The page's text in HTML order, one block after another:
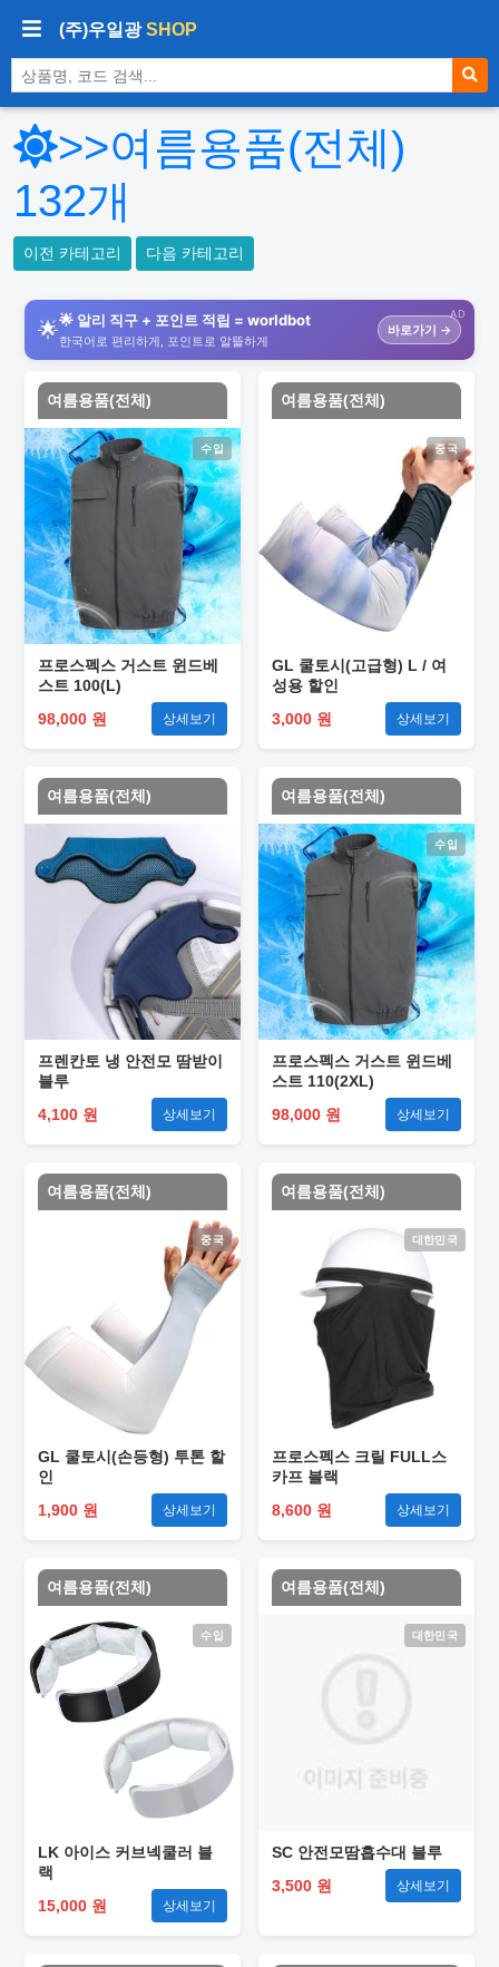
(주)우일광SHOP
상품 검색
>>여름용품(전체)
132개
이전 카테고리 다음 카테고리
AD
🌟🌟 알리 직구 + 포인트 적립 = worldbot
한국어로 편리하게, 포인트로 알뜰하게
바로가기 →
여름용품(전체)
수입
프로스펙스 거스트 윈드베
스트 100(L)
98,000 원
상세보기
여름용품(전체)
중국
GL 쿨토시(고급형) L / 여
성용 할인
3,000 원
상세보기
여름용품(전체)
프렌칸토 냉 안전모 땀받이
블루
4,100 원
상세보기
여름용품(전체)
수입
프로스펙스 거스트 윈드베
스트 110(2XL)
98,000 원
상세보기
여름용품(전체)
중국
GL 쿨토시(손등형) 투톤 할
인
1,900 원
상세보기
여름용품(전체)
대한민국
프로스펙스 크릴 FULL스
카프 블랙
8,600 원
상세보기
여름용품(전체)
수입
LK 아이스 커브넥쿨러 블
랙
15,000 원
상세보기
여름용품(전체)
대한민국
SC 안전모땀흡수대 블루
3,500 원
상세보기